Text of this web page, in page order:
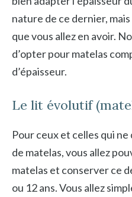
nature de ce dernier,
que vous allez en avoir.
d’opter pour matelas
d’épaisseur.
Le lit évolutif
Pour ceux et celles qui
de matelas, vous allez
matelas et conserver ce
ou 12 ans. Vous allez